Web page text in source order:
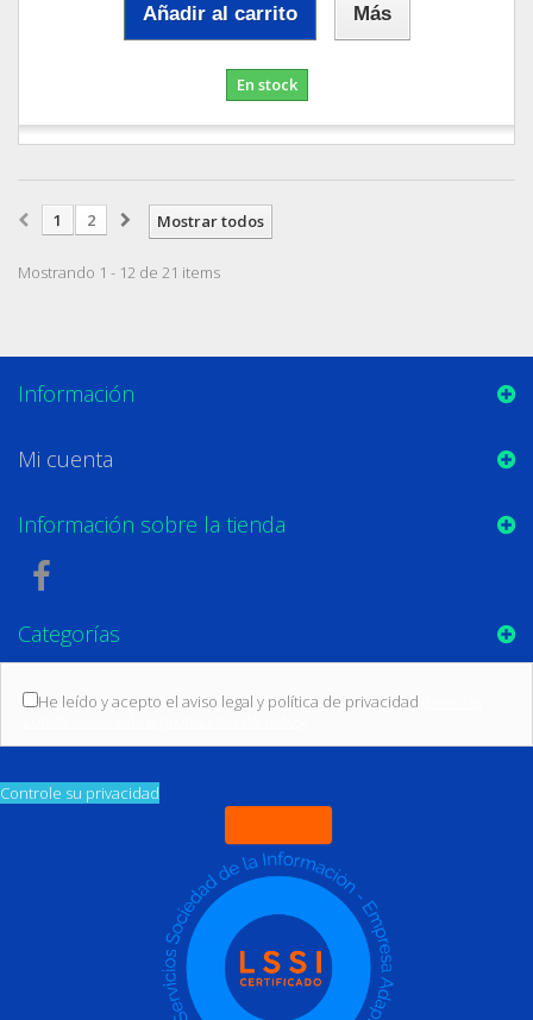
Añadir al carrito Más
En stock
Mostrar todos
1 2
Mostrando 1 - 12 de 21 items
Información
Mi cuenta
Información sobre la tienda
Categorías
He leído y acepto el aviso legal y política de privacidad
Controle su privacidad